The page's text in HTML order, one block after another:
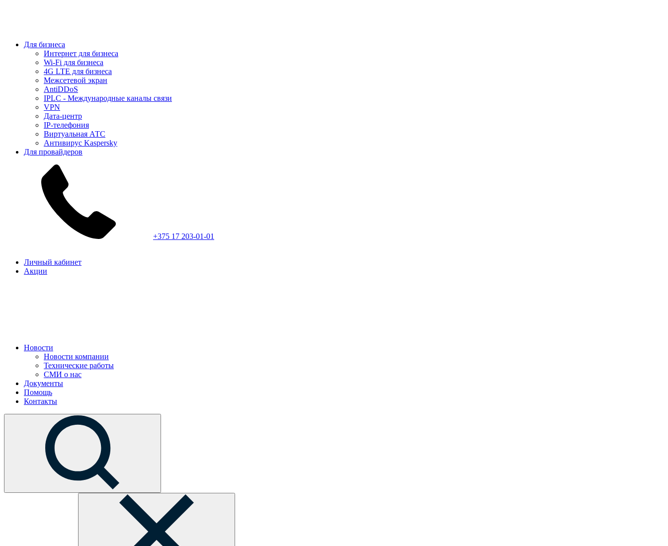
Для бизнеса
Интернет для бизнеса
Wi-Fi для бизнеса
4G LTE для бизнеса
Межсетевой экран
AntiDDoS
IPLC - Международные каналы связи
VPN
Дата-центр
IP-телефония
Виртуальная АТС
Антивирус Kaspersky
Для провайдеров
+375 17 203-01-01
Личный кабинет
Акции
Новости
Новости компании
Технические работы
СМИ о нас
Документы
Помощь
Контакты